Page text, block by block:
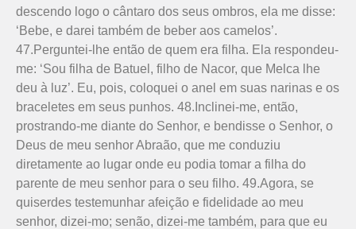
descendo logo o cântaro dos seus ombros, ela me disse:
‘Bebe, e darei também de beber aos camelos’.
47.Perguntei-lhe então de quem era filha. Ela respondeu-
me: ‘Sou filha de Batuel, filho de Nacor, que Melca lhe
deu à luz’. Eu, pois, coloquei o anel em suas narinas e os
braceletes em seus punhos. 48.Inclinei-me, então,
prostrando-me diante do Senhor, e bendisse o Senhor, o
Deus de meu senhor Abraão, que me conduziu
diretamente ao lugar onde eu podia tomar a filha do
parente de meu senhor para o seu filho. 49.Agora, se
quiserdes testemunhar afeição e fidelidade ao meu
senhor, dizei-mo; senão, dizei-me também, para que eu